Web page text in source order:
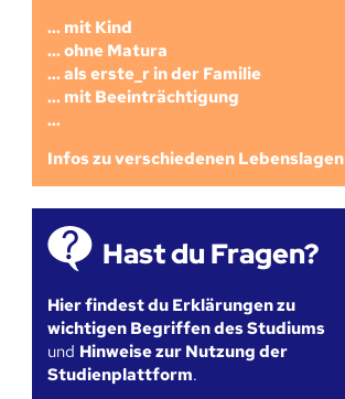
... mit Kind
... ohne Matura
... als erste_r in der Familie
... mit Beeinträchtigung
...
Infos zu verschiedenen Lebenslagen
Hast du Fragen?
Hier findest du Erklärungen zu
wichtigen Begriffen des Studiums
und Hinweise zur Nutzung der
Studienplattform.